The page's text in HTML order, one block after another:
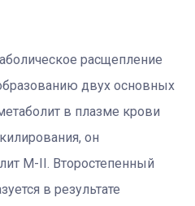
расщепление
двух основных
в плазме крови
он
М-II. Второстепенный
в результате